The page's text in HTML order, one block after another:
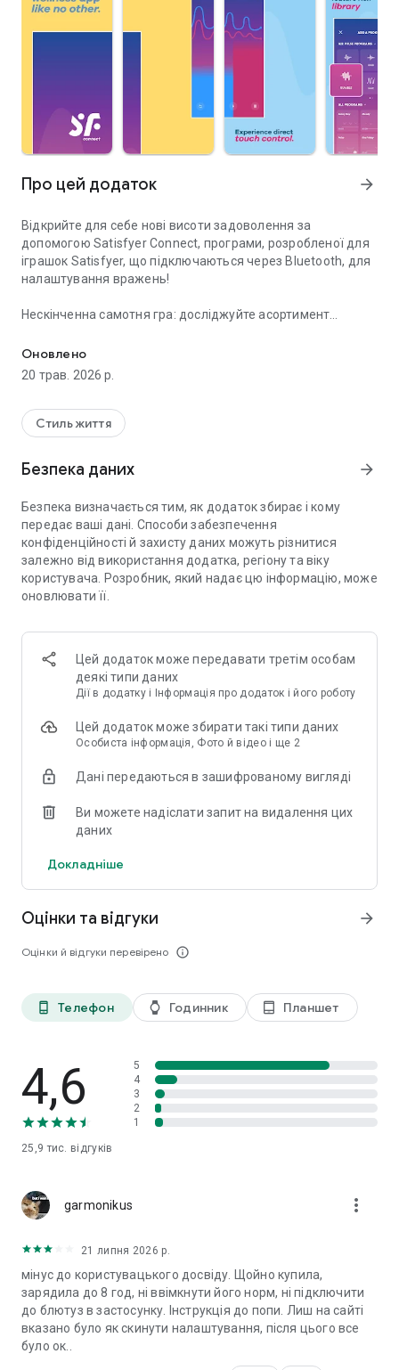
Про цей додаток arrow_forward
Відкрийте для себе нові висоти задоволення за
допомогою Satisfyer Connect, програми, розробленої для
іграшок Satisfyer, що підключаються через Bluetooth, для
налаштування вражень!
Нескінченна самотня гра: досліджуйте асортимент
зрозумілого тактильного керування або завантажуйте ще
більше програм. Ваше з'єднання з іграшкою залишається
активним, навіть коли програма працює у фоновому
Підключайте до 4 пристроїв одночасно! Діліться та
зберігайте свої унікальні послідовності.
Зв'язуйтесь з партнерами по всьому світу: керуйте їхніми
то у стосунках на відстані, чи під час пошуку нових друзів.
Відео- та голосові дзвінки тримають вас поруч незалежно
від відстані, тому кожен інтимний момент відчувається
реальним. Функції чату покращують враження, сприяючи
зв'язкам між однодумцями.
ритмами за допомогою вбудованого музичного плеєра
або дозвольте навколишнім звукам керувати враженнями
— ваша музика та медитації продовжуються навіть після
того, як ви відкладете телефон. Дослідіть свою чуттєвість
режим навколишнього звуку, щоб дозволити
навколишньому світу задавати ритм.
Сумісність з Wear OS: Насолоджуйтесь Satisfyer Connect
керування та керуйте своїми враженнями безпосередньо
зі свого смарт-годинника для максимальної зручності та
Оновлено
20 трав. 2026 р.
Стиль життя
Безпека даних arrow_forward
Безпека визначається тим, як додаток збирає і кому
передає ваші дані. Способи забезпечення
конфіденційності й захисту даних можуть різнитися
залежно від використання додатка, регіону та віку
користувача. Розробник, який надає цю інформацію, може
оновлювати її.
Цей додаток може передавати третім особам
деякі типи даних
Дії в додатку і Інформація про додаток і його роботу
Цей додаток може збирати такі типи даних
Особиста інформація, Фото й відео і ще 2
Дані передаються в зашифрованому вигляді
Ви можете надіслати запит на видалення цих
даних
Докладніше
Оцінки та відгуки
Оцінки й відгуки перевірено info_outline
arrow_forward
phone_android Телефон watch Годинник tablet_android Планшет
4,6
25,9 тис. відгуків
5
4
3
2
1
garmonikus more_vert
21 липня 2026 р.
мінус до користувацького досвіду. Щойно купила,
зарядила до 8 год, ні ввімкнути його норм, ні підключити
до блютуз в застосунку. Інструкція до попи. Лиш на сайті
вказано було як скинути налаштування, після цього все
було ок..